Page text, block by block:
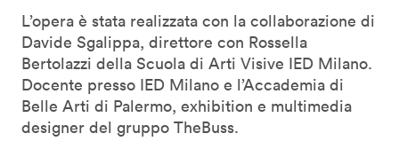
L’opera è stata realizzata con la collaborazione di
Davide Sgalippa, direttore con Rossella
Bertolazzi della Scuola di Arti Visive IED Milano.
Docente presso IED Milano e l’Accademia di
Belle Arti di Palermo, exhibition e multimedia
designer del gruppo TheBuss.